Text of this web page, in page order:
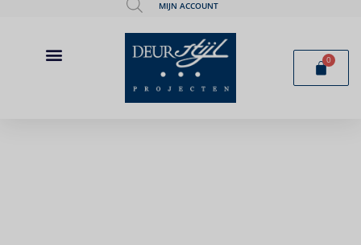
MIJN ACCOUNT
0